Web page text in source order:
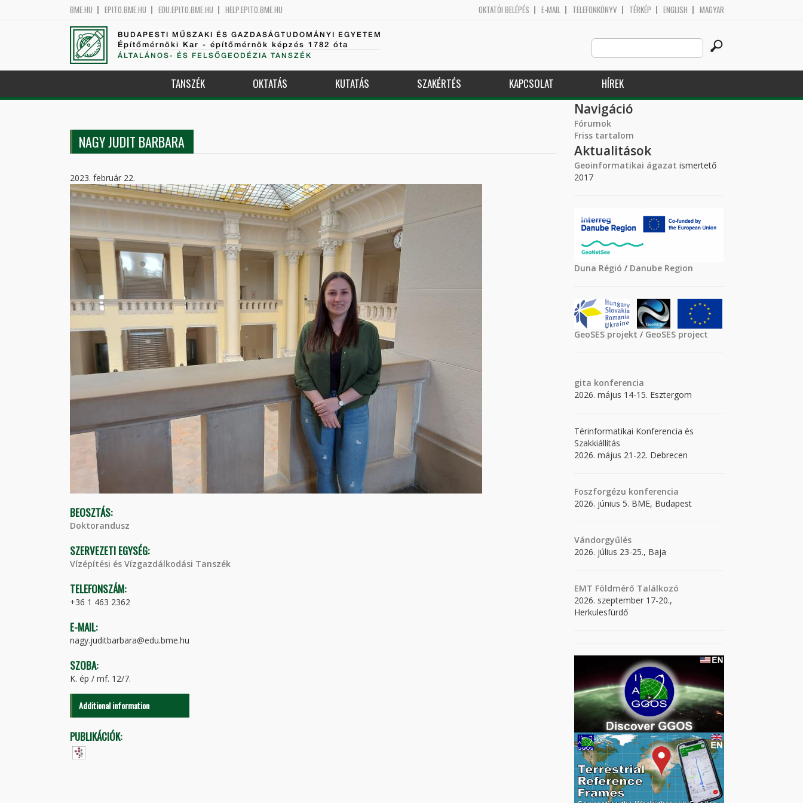
BME.HU EPITO.BME.HU EDU.EPITO.BME.HU HELP.EPITO.BME.HU OKTATÓI BELÉPÉS E-MAIL TELEFONKÖNYV TÉRKÉP ENGLISH MAGYAR
BUDAPESTI MŰSZAKI ÉS GAZDASÁGTUDOMÁNYI EGYETEM
Építőmérnöki Kar - építőmérnök képzés 1782 óta
ÁLTALÁNOS- ÉS FELSŐGEODÉZIA TANSZÉK
Search
this
site
TANSZÉK OKTATÁS KUTATÁS SZAKÉRTÉS KAPCSOLAT HÍREK
NAGY JUDIT BARBARA
2023. február 22.
BEOSZTÁS:
Doktorandusz
SZERVEZETI EGYSÉG:
Vízépítési és Vízgazdálkodási Tanszék
TELEFONSZÁM:
+36 1 463 2362
E-MAIL:
nagy.juditbarbara@edu.bme.hu
SZOBA:
K. ép / mf. 12/7.
Additional information
PUBLIKÁCIÓK:
Navigáció
Fórumok
Friss tartalom
Aktualitások
Geoinformatikai ágazat ismertető
2017
Duna Régió / Danube Region
GeoSES projekt / GeoSES project
gita konferencia
2026. május 14-15. Esztergom
Térinformatikai Konferencia és
Szakkiállítás
2026. május 21-22. Debrecen
Foszforgézu konferencia
2026. június 5. BME, Budapest
Vándorgyűlés
2026. július 23-25., Baja
EMT Földmérő Találkozó
2026. szeptember 17-20.,
Herkulesfürdő